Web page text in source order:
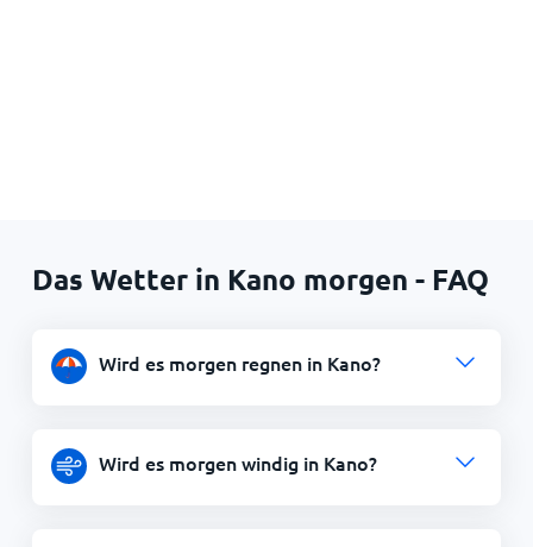
Das Wetter in Kano morgen - FAQ
Wird es morgen regnen in Kano?
Wird es morgen windig in Kano?